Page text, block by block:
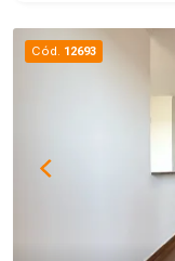
Cód. 12693